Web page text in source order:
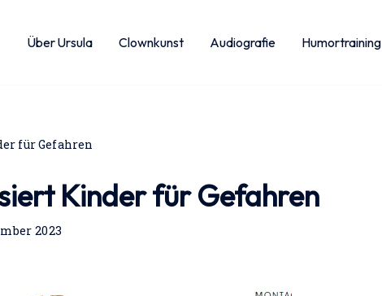
Über Ursula Clownkunst Audiografie Humortraining
für Gefahren
Kinder für Gefahren
2023